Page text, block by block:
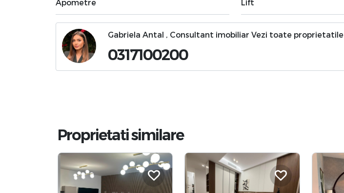
Apometre Lift
Gabriela Antal , Consultant imobiliar Vezi toate proprietatile
0317100200
Proprietati similare